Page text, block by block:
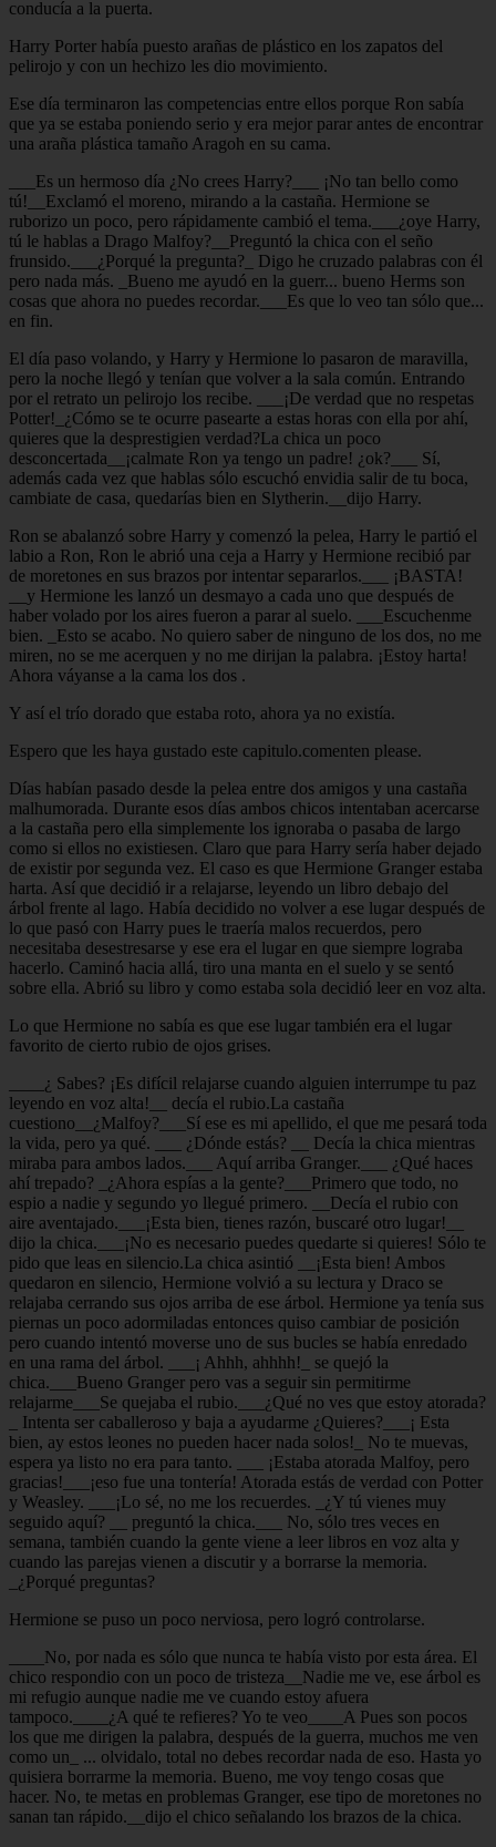
conducía a la puerta.
Harry Porter había puesto arañas de plástico en los zapatos del
pelirojo y con un hechizo les dio movimiento.
Ese día terminaron las competencias entre ellos porque Ron sabía
que ya se estaba poniendo serio y era mejor parar antes de encontrar
una araña plástica tamaño Aragoh en su cama.
___Es un hermoso día ¿No crees Harry?___ ¡No tan bello como
tú!__Exclamó el moreno, mirando a la castaña. Hermione se
ruborizo un poco, pero rápidamente cambió el tema.___¿oye Harry,
tú le hablas a Drago Malfoy?__Preguntó la chica con el seño
frunsido.___¿Porqué la pregunta?_ Digo he cruzado palabras con él
pero nada más. _Bueno me ayudó en la guerr... bueno Herms son
cosas que ahora no puedes recordar.___Es que lo veo tan sólo que...
en fin.
El día paso volando, y Harry y Hermione lo pasaron de maravilla,
pero la noche llegó y tenían que volver a la sala común. Entrando
por el retrato un pelirojo los recibe. ___¡De verdad que no respetas
Potter!_¿Cómo se te ocurre pasearte a estas horas con ella por ahí,
quieres que la desprestigien verdad?La chica un poco
desconcertada__¡calmate Ron ya tengo un padre! ¿ok?___ Sí,
además cada vez que hablas sólo escuchó envidia salir de tu boca,
cambiate de casa, quedarías bien en Slytherin.__dijo Harry.
Ron se abalanzó sobre Harry y comenzó la pelea, Harry le partió el
labio a Ron, Ron le abrió una ceja a Harry y Hermione recibió par
de moretones en sus brazos por intentar separarlos.___ ¡BASTA!
__y Hermione les lanzó un desmayo a cada uno que después de
haber volado por los aires fueron a parar al suelo. ___Escuchenme
bien. _Esto se acabo. No quiero saber de ninguno de los dos, no me
miren, no se me acerquen y no me dirijan la palabra. ¡Estoy harta!
Ahora váyanse a la cama los dos .
Y así el trío dorado que estaba roto, ahora ya no existía.
Espero que les haya gustado este capitulo.comenten please.
Días habían pasado desde la pelea entre dos amigos y una castaña
malhumorada. Durante esos días ambos chicos intentaban acercarse
a la castaña pero ella simplemente los ignoraba o pasaba de largo
como si ellos no existiesen. Claro que para Harry sería haber dejado
de existir por segunda vez. El caso es que Hermione Granger estaba
harta. Así que decidió ir a relajarse, leyendo un libro debajo del
árbol frente al lago. Había decidido no volver a ese lugar después de
lo que pasó con Harry pues le traería malos recuerdos, pero
necesitaba desestresarse y ese era el lugar en que siempre lograba
hacerlo. Caminó hacia allá, tiro una manta en el suelo y se sentó
sobre ella. Abrió su libro y como estaba sola decidió leer en voz alta.
Lo que Hermione no sabía es que ese lugar también era el lugar
favorito de cierto rubio de ojos grises.
____¿ Sabes? ¡Es difícil relajarse cuando alguien interrumpe tu paz
leyendo en voz alta!__ decía el rubio.La castaña
cuestiono__¿Malfoy?___Sí ese es mi apellido, el que me pesará toda
la vida, pero ya qué. ___ ¿Dónde estás? __ Decía la chica mientras
miraba para ambos lados.___ Aquí arriba Granger.___ ¿Qué haces
ahí trepado? _¿Ahora espías a la gente?___Primero que todo, no
espio a nadie y segundo yo llegué primero. __Decía el rubio con
aire aventajado.___¡Esta bien, tienes razón, buscaré otro lugar!__
dijo la chica.___¡No es necesario puedes quedarte si quieres! Sólo te
pido que leas en silencio.La chica asintió __¡Esta bien! Ambos
quedaron en silencio, Hermione volvió a su lectura y Draco se
relajaba cerrando sus ojos arriba de ese árbol. Hermione ya tenía sus
piernas un poco adormiladas entonces quiso cambiar de posición
pero cuando intentó moverse uno de sus bucles se había enredado
en una rama del árbol. ___¡ Ahhh, ahhhh!_ se quejó la
chica.___Bueno Granger pero vas a seguir sin permitirme
relajarme___Se quejaba el rubio.___¿Qué no ves que estoy atorada?
_ Intenta ser caballeroso y baja a ayudarme ¿Quieres?___¡ Esta
bien, ay estos leones no pueden hacer nada solos!_ No te muevas,
espera ya listo no era para tanto. ___ ¡Estaba atorada Malfoy, pero
gracias!___¡eso fue una tontería! Atorada estás de verdad con Potter
y Weasley. ___¡Lo sé, no me los recuerdes. _¿Y tú vienes muy
seguido aquí? __ preguntó la chica.___ No, sólo tres veces en
semana, también cuando la gente viene a leer libros en voz alta y
cuando las parejas vienen a discutir y a borrarse la memoria.
_¿Porqué preguntas?
Hermione se puso un poco nerviosa, pero logró controlarse.
____No, por nada es sólo que nunca te había visto por esta área. El
chico respondio con un poco de tristeza__Nadie me ve, ese árbol es
mi refugio aunque nadie me ve cuando estoy afuera
tampoco.____¿A qué te refieres? Yo te veo____A Pues son pocos
los que me dirigen la palabra, después de la guerra, muchos me ven
como un_ ... olvidalo, total no debes recordar nada de eso. Hasta yo
quisiera borrarme la memoria. Bueno, me voy tengo cosas que
hacer. No, te metas en problemas Granger, ese tipo de moretones no
sanan tan rápido.__dijo el chico señalando los brazos de la chica.